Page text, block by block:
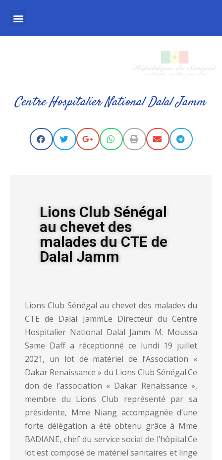
Centre Hospitalier National Dalal Jamm
Lions Club Sénégal
au chevet des
malades du CTE de
Dalal Jamm
Lions Club Sénégal au chevet des malades du
CTE de Dalal JammLe Directeur du Centre
Hospitalier National Dalal Jamm M. Moussa
Same Daff a réceptionné ce lundi 19 juillet
2021, un lot de matériel de l’Association «
Dakar Renaissance » du Lions Club Sénégal.Ce
don de l’association « Dakar Renaissance »,
membre du Lions Club représenté par sa
présidente, Mme Niang accompagnée d’une
forte délégation a été obtenu grâce à Mme
BADIANE, chef du service social de l’hôpital.Ce
lot est composé de matériel sanitaires et linge